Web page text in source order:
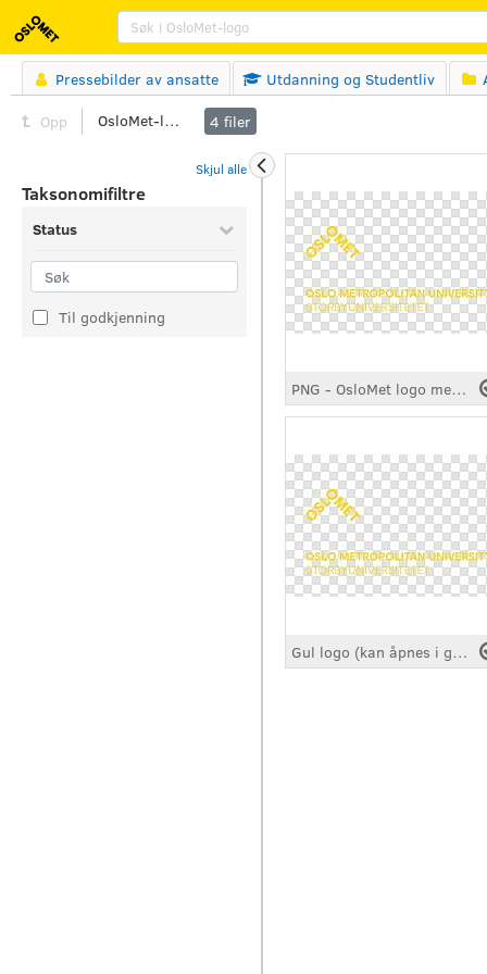
 Pressebilder av ansatte  Utdanning og Studentliv 
Opp OsloMet-logo 4 filer
Skjul alle
Taksonomifiltre
Status
Til godkjenning
PNG - OsloMet logo med signatur
Gul logo (kan åpnes i grafiske programmer)